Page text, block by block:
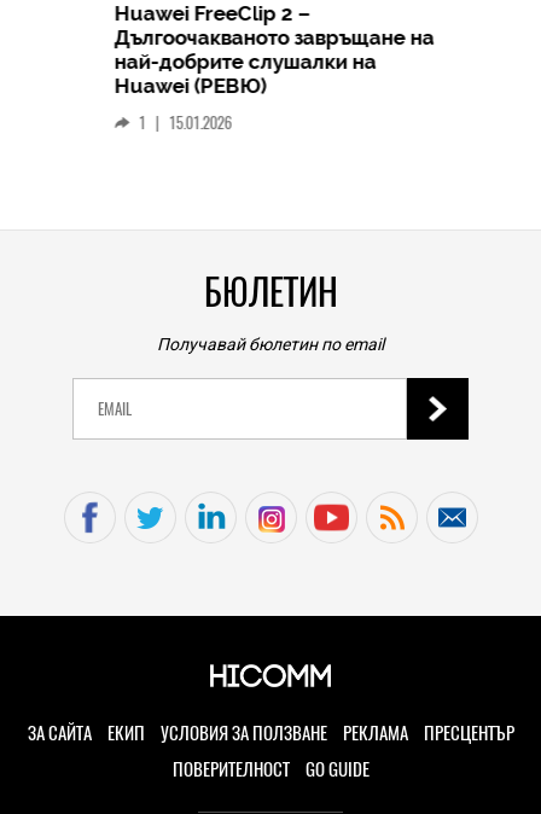
Huawei FreeClip 2 –
Дългоочакваното завръщане на
най-добрите слушалки на
Huawei (РЕВЮ)
1 15.01.2026
БЮЛЕТИН
Получавай бюлетин по email
ЗА САЙТА ЕКИП УСЛОВИЯ ЗА ПОЛЗВАНЕ РЕКЛАМА
ПРЕСЦЕНТЪР
ПОВЕРИТЕЛНОСТ
GO GUIDE